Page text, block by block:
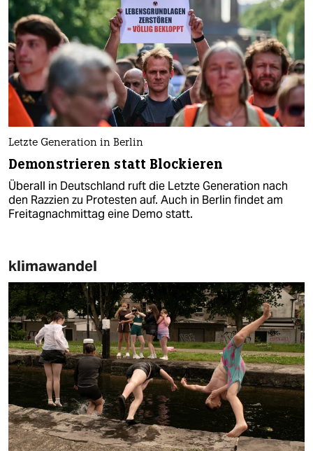
Letzte Generation in Berlin
Demonstrieren statt Blockieren
Überall in Deutschland ruft die Letzte Generation nach
den Razzien zu Protesten auf. Auch in Berlin findet am
Freitagnachmittag eine Demo statt.
klimawandel